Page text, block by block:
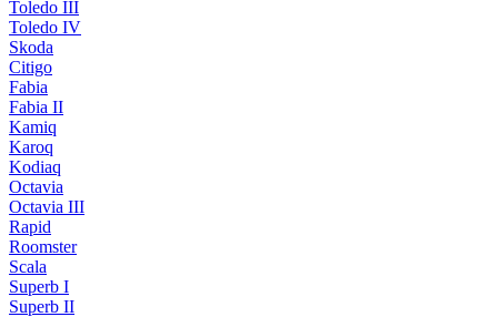
Toledo III
Toledo IV
Skoda
Citigo
Fabia
Fabia II
Kamiq
Karoq
Kodiaq
Octavia
Octavia III
Rapid
Roomster
Scala
Superb I
Superb II